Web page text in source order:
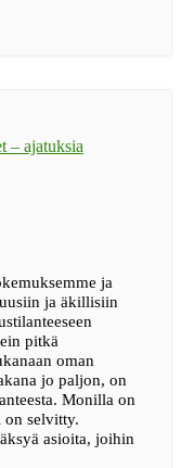
– ajatuksia
ja
ja äkillisiin
pitkä
oman
jo paljon, on
Monilla on
on selvitty.
asioita, joihin